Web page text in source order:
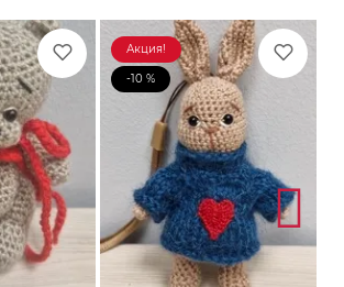
Акция!
-10 %